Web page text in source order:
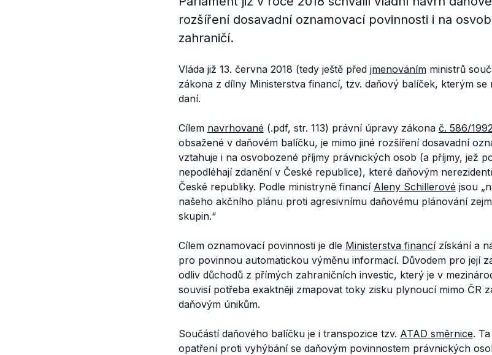
rozšíření dosavadní oznamovací povinnosti i na
zahraničí.
Vláda již 13. června 2018 (tedy ještě před jmenovánímministrů
zákona z dílny Ministerstva financí, tzv. daňový balíček, kterým
daní.
Cílem navrhované (.pdf, str. 113) právní úpravy zákona č. 586/
obsažené v daňovém balíčku, je mimo jiné rozšíření dosavadní
vztahuje i na osvobozené příjmy právnických osob (a příjmy, jež
nepodléhají zdanění v České republice), které daňovým
České republiky. Podle ministryně financí Aleny Schillerové jsou „
našeho akčního plánu proti agresivnímu daňovému plánování
skupin.“
Cílem oznamovací povinnosti je dle Ministerstva financízískání a
pro povinnou automatickou výměnu informací. Důvodem pro její
odliv důchodů z přímých zahraničních investic, který je v
souvisí potřeba exaktněji zmapovat toky zisku plynoucí mimo ČR
daňovým únikům.
Součástí daňového balíčku je i transpozice tzv. ATAD směrnice. Ta
opatření proti vyhýbání se daňovým povinnostem právnických